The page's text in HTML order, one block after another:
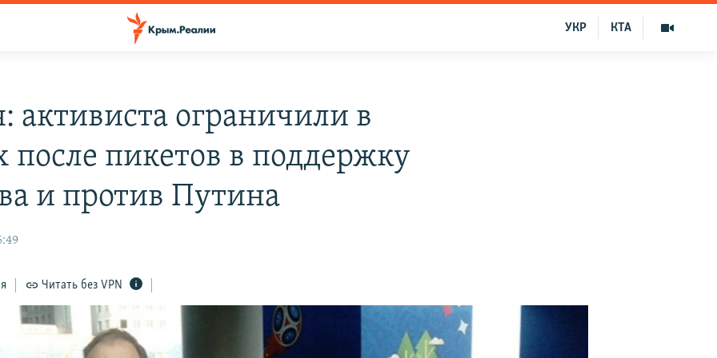
КТА
УКР
активиста ограничили в
после пикетов в поддержку
и против Путина
Читать без VPN